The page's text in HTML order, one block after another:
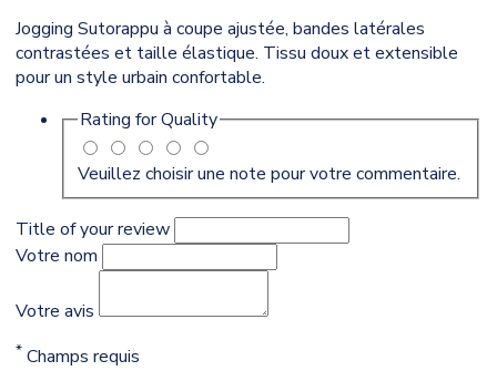
Jogging Sutorappu à coupe ajustée, bandes latérales
contrastées et taille élastique. Tissu doux et extensible
pour un style urbain confortable.
Rating forQuality
Veuillez choisir une note pour votre commentaire.
Title of your review
Votre nom
Votre avis
* Champs requis